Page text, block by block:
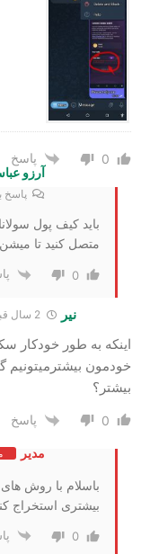
0
پاسخ
آرزو
پاسخ
باید کیف پول
متصل کنید تا میشن
0
نیر
اینکه به طور خودکار
خودمون بیشترمیتونیم
بیشتر؟
0 پاسخ
مدیر
باسلام با روش
بیشتری استخراج
0